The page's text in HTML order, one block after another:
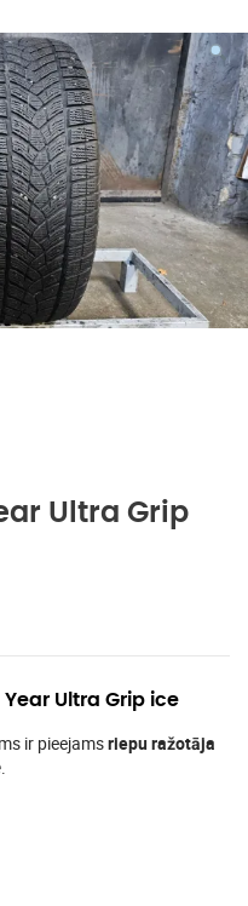
Ultra Grip
Ultra Grip ice
ir pieejamsriepu ražotāja
.